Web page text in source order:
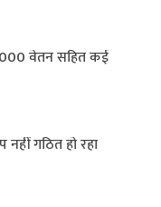
वेतन सहित कई
गठित हो रहा